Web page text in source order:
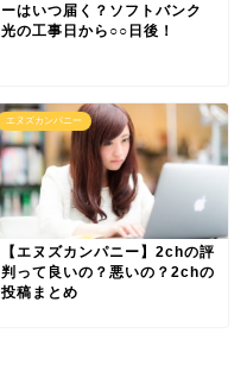
ーはいつ届く？ソフトバンク
光の工事日から○○日後！
エヌズカンパニー
【エヌズカンパニー】2chの評
判って良いの？悪いの？2chの
投稿まとめ